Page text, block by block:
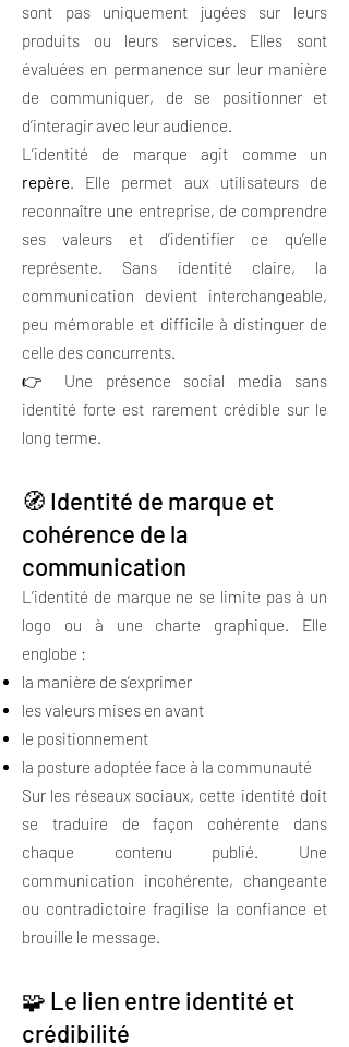
sont pas uniquement jugées sur leurs
produits ou leurs services. Elles sont
évaluées en permanence sur leur manière
de communiquer, de se positionner et
d’interagir avec leur audience.
L’identité de marque agit comme un
repère. Elle permet aux utilisateurs de
reconnaître une entreprise, de comprendre
ses valeurs et d’identifier ce qu’elle
représente. Sans identité claire, la
communication devient interchangeable,
peu mémorable et difficile à distinguer de
celle des concurrents.
👉 Une présence social media sans
identité forte est rarement crédible sur le
long terme.
🧭 Identité de marque et
cohérence de la
communication
L’identité de marque ne se limite pas à un
logo ou à une charte graphique. Elle
englobe :
la manière de s’exprimer
les valeurs mises en avant
le positionnement
la posture adoptée face à la communauté
Sur les réseaux sociaux, cette identité doit
se traduire de façon cohérente dans
chaque contenu publié. Une
communication incohérente, changeante
ou contradictoire fragilise la confiance et
brouille le message.
🧩 Le lien entre identité et
crédibilité